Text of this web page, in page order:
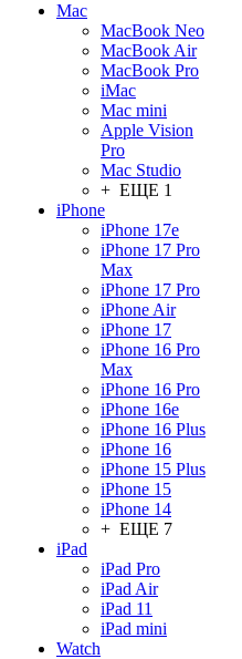
Mac
MacBook Neo
MacBook Air
MacBook Pro
iMac
Mac mini
Apple Vision
Pro
Mac Studio
+ ЕЩЕ 1
iPhone
iPhone 17e
iPhone 17 Pro
Max
iPhone 17 Pro
iPhone Air
iPhone 17
iPhone 16 Pro
Max
iPhone 16 Pro
iPhone 16e
iPhone 16 Plus
iPhone 16
iPhone 15 Plus
iPhone 15
iPhone 14
+ ЕЩЕ 7
iPad
iPad Pro
iPad Air
iPad 11
iPad mini
Watch